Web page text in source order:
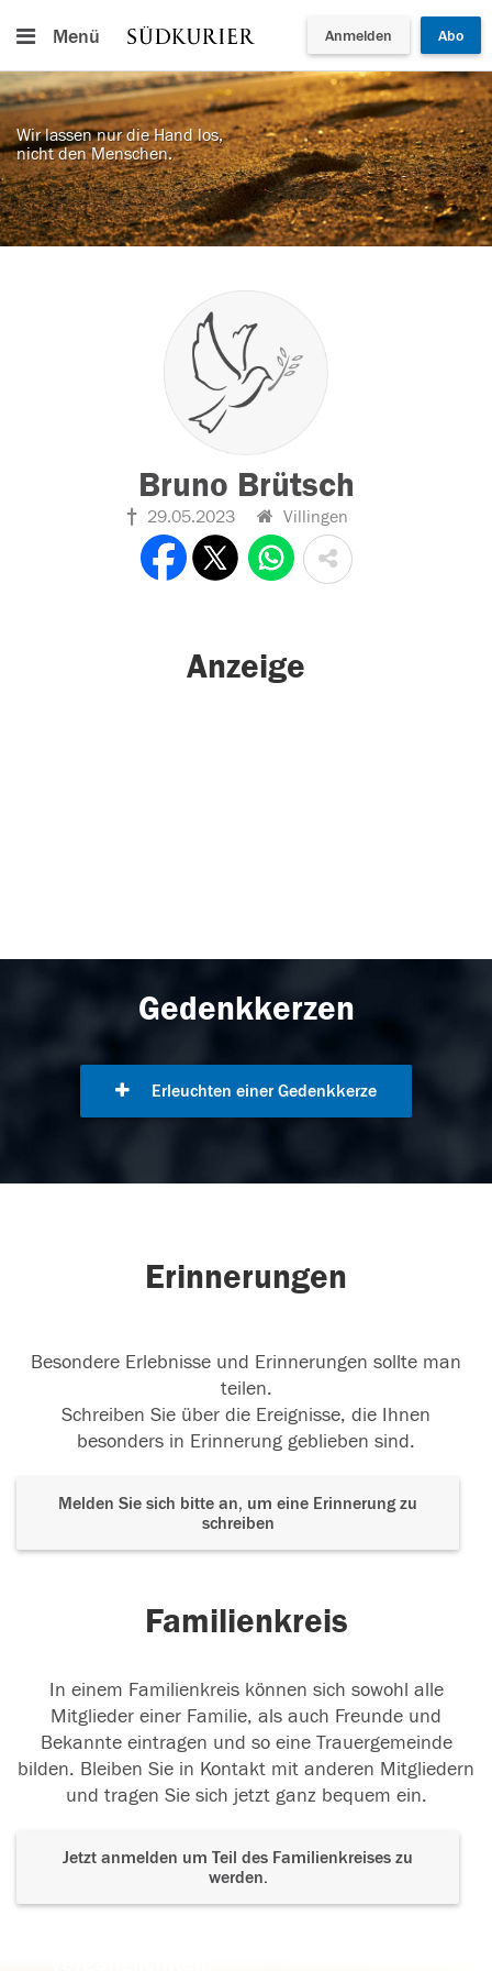
Menü Anmelden Abo
Wir lassen nur die Hand los,
nicht den Menschen.
Bruno Brütsch
29.05.2023 Villingen
Anzeige
Gedenkkerzen
Erleuchten einer Gedenkkerze
Erinnerungen
Besondere Erlebnisse und Erinnerungen sollte man
teilen.
Schreiben Sie über die Ereignisse, die Ihnen
besonders in Erinnerung geblieben sind.
Melden Sie sich bitte an, um eine Erinnerung zu
schreiben
Familienkreis
In einem Familienkreis können sich sowohl alle
Mitglieder einer Familie, als auch Freunde und
Bekannte eintragen und so eine Trauergemeinde
bilden. Bleiben Sie in Kontakt mit anderen Mitgliedern
und tragen Sie sich jetzt ganz bequem ein.
Jetzt anmelden um Teil des Familienkreises zu
werden.